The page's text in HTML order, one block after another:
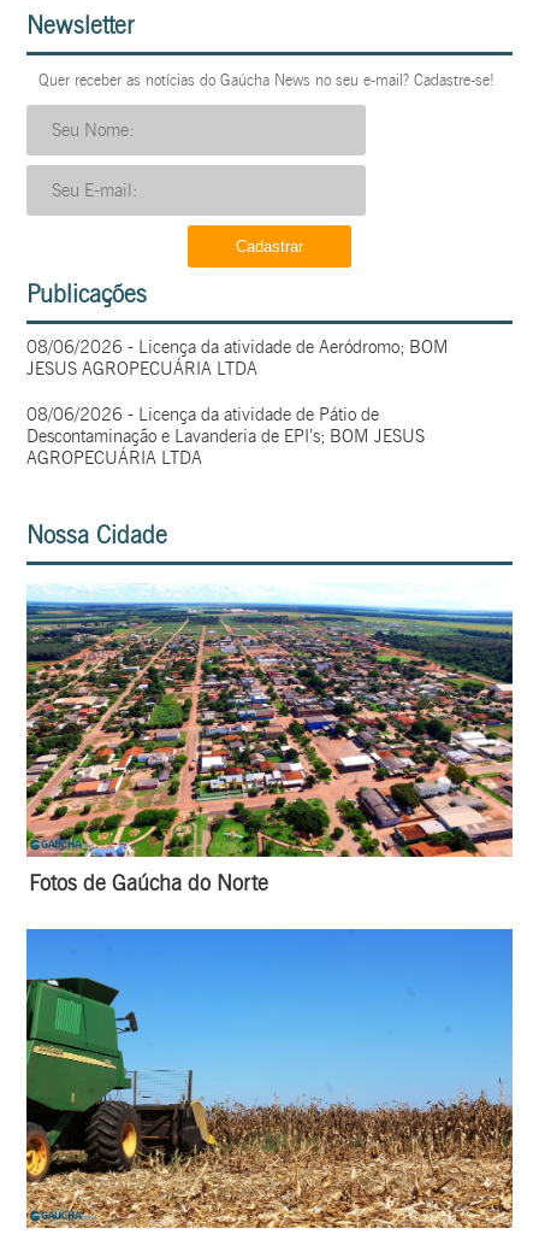
Newsletter
Quer receber as notícias do Gaúcha News no seu e-mail? Cadastre-se!
Publicações
08/06/2026 - Licença da atividade de Aeródromo; BOM
JESUS AGROPECUÁRIA LTDA
08/06/2026 - Licença da atividade de Pátio de
Descontaminação e Lavanderia de EPI’s; BOM JESUS
AGROPECUÁRIA LTDA
Nossa Cidade
Fotos de Gaúcha do Norte